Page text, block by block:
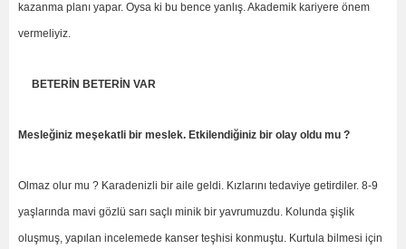
kazanma planı yapar. Oysa ki bu bence yanlış. Akademik kariyere önem
vermeliyiz.
BETERİN BETERİN VAR
Mesleğiniz meşekatli bir meslek. Etkilendiğiniz bir olay oldu mu ?
Olmaz olur mu ? Karadenizli bir aile geldi. Kızlarını tedaviye getirdiler. 8-9
yaşlarında mavi gözlü sarı saçlı minik bir yavrumuzdu. Kolunda şişlik
oluşmuş, yapılan incelemede kanser teşhisi konmuştu. Kurtula bilmesi için